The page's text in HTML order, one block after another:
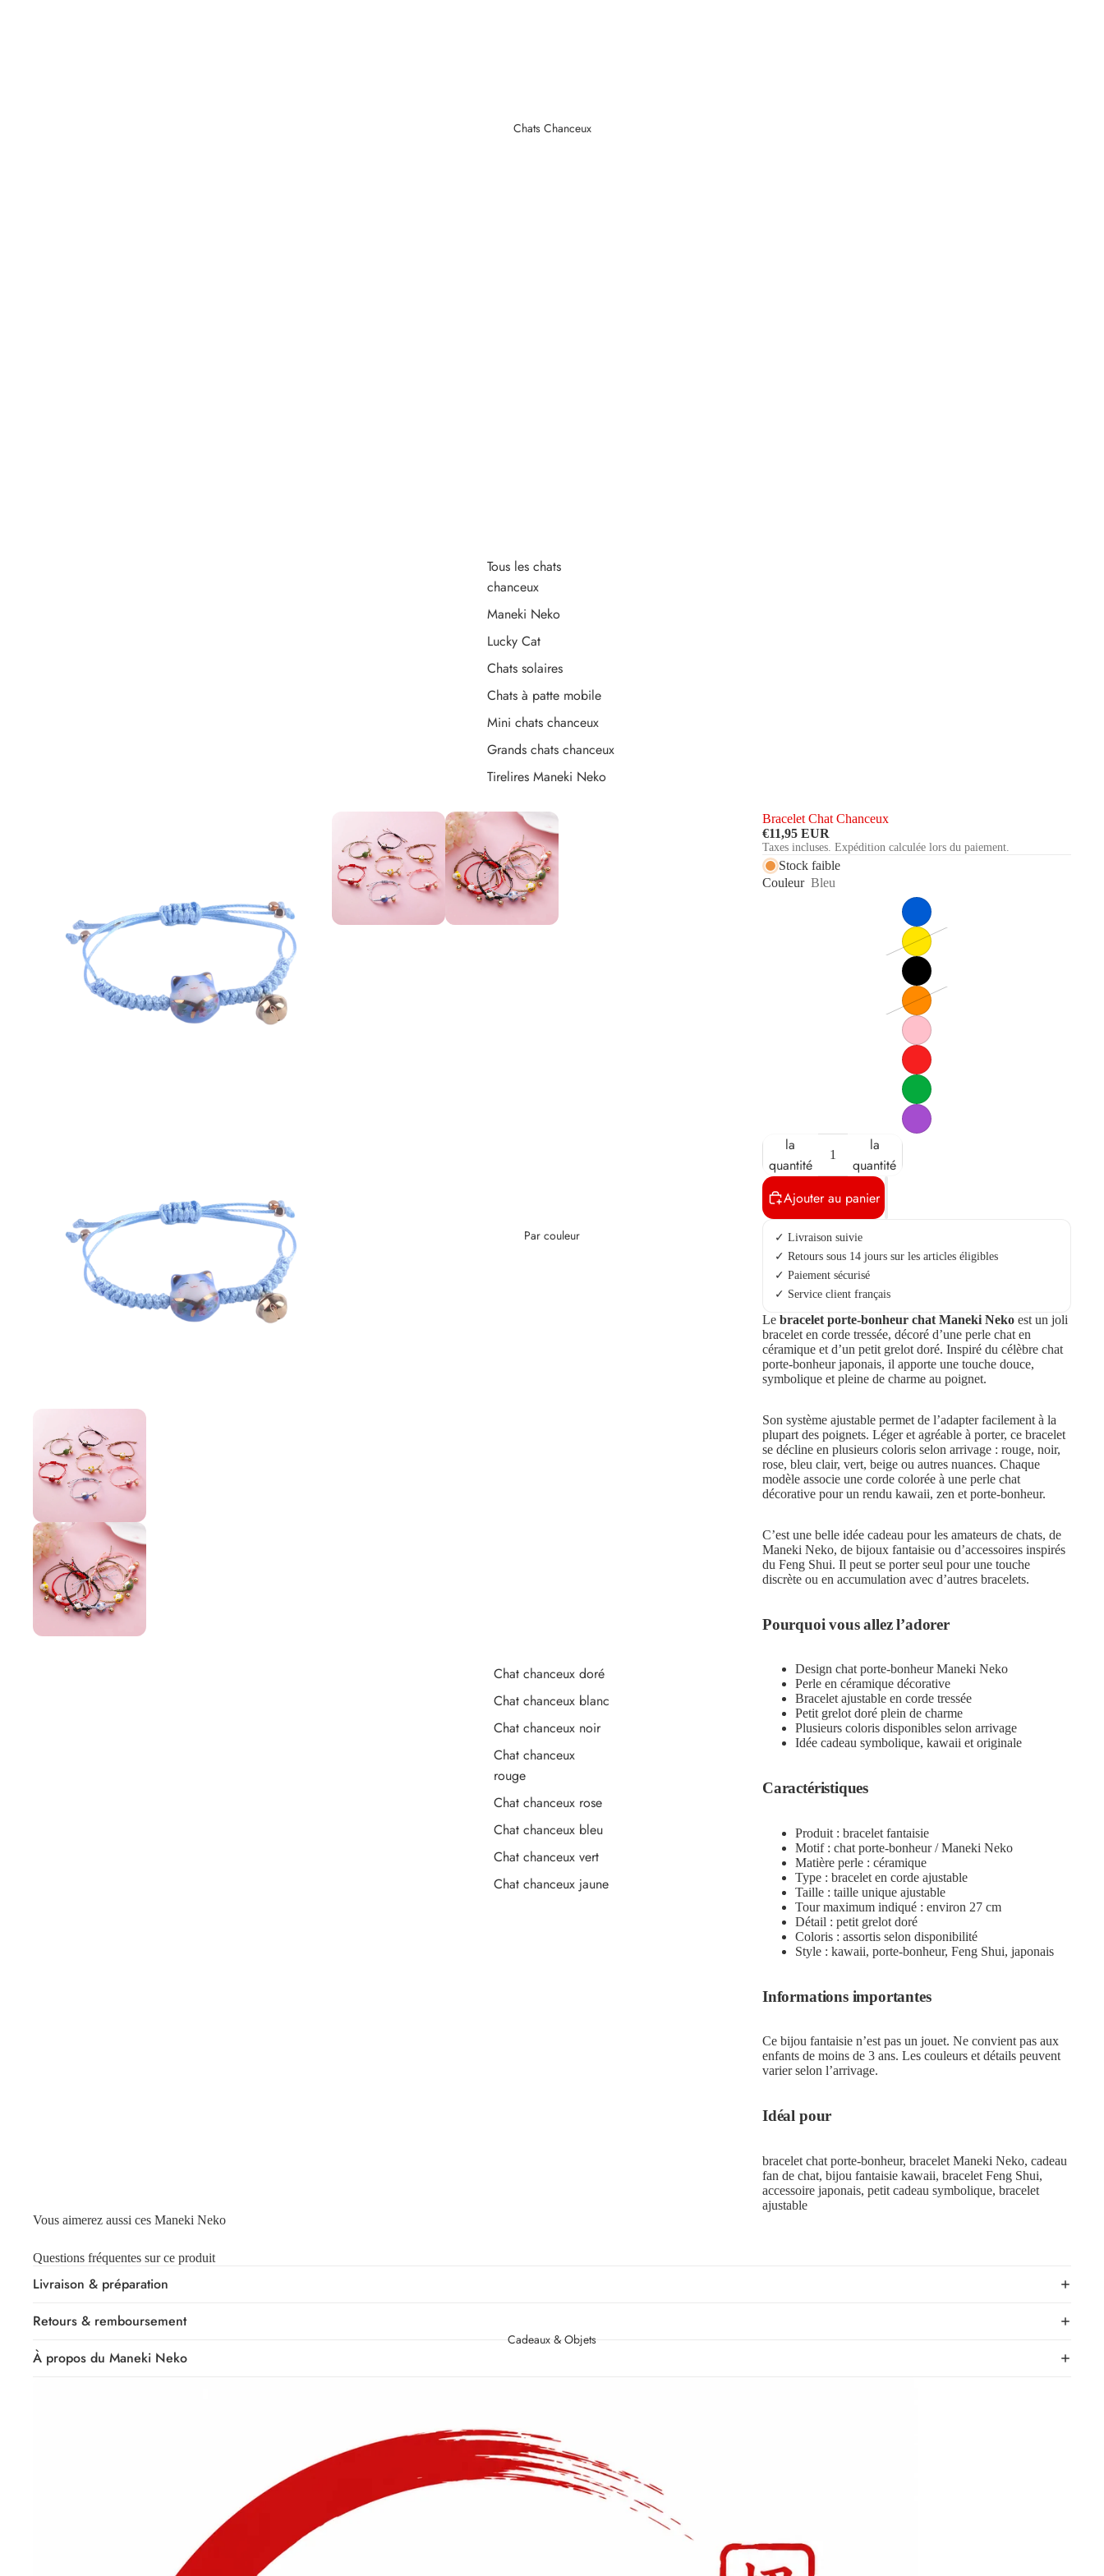
Chats Chanceux
Tous les chats
chanceux
Maneki Neko
Lucky Cat
Chats solaires
Chats à patte mobile
Mini chats chanceux
Grands chats chanceux
Tirelires Maneki Neko
Par couleur
Chat chanceux doré
Chat chanceux blanc
Chat chanceux noir
Chat chanceux
rouge
Chat chanceux rose
Chat chanceux bleu
Chat chanceux vert
Chat chanceux jaune
Cadeaux & Objets
Bracelet Chat Chanceux
€11,95 EUR
Taxes incluses. Expédition calculée lors du paiement.
Stock faible
Couleur Bleu
la
quantité
Augmenter
la
quantité
Ajouter au panier
✓ Livraison suivie
✓ Retours sous 14 jours sur les articles éligibles
✓ Paiement sécurisé
✓ Service client français
Le bracelet porte-bonheur chat Maneki Neko est un joli
bracelet en corde tressée, décoré d’une perle chat en
céramique et d’un petit grelot doré. Inspiré du célèbre chat
porte-bonheur japonais, il apporte une touche douce,
symbolique et pleine de charme au poignet.
Son système ajustable permet de l’adapter facilement à la
plupart des poignets. Léger et agréable à porter, ce bracelet
se décline en plusieurs coloris selon arrivage : rouge, noir,
rose, bleu clair, vert, beige ou autres nuances. Chaque
modèle associe une corde colorée à une perle chat
décorative pour un rendu kawaii, zen et porte-bonheur.
C’est une belle idée cadeau pour les amateurs de chats, de
Maneki Neko, de bijoux fantaisie ou d’accessoires inspirés
du Feng Shui. Il peut se porter seul pour une touche
discrète ou en accumulation avec d’autres bracelets.
Pourquoi vous allez l’adorer
Design chat porte-bonheur Maneki Neko
Perle en céramique décorative
Bracelet ajustable en corde tressée
Petit grelot doré plein de charme
Plusieurs coloris disponibles selon arrivage
Idée cadeau symbolique, kawaii et originale
Caractéristiques
Produit : bracelet fantaisie
Motif : chat porte-bonheur / Maneki Neko
Matière perle : céramique
Type : bracelet en corde ajustable
Taille : taille unique ajustable
Tour maximum indiqué : environ 27 cm
Détail : petit grelot doré
Coloris : assortis selon disponibilité
Style : kawaii, porte-bonheur, Feng Shui, japonais
Informations importantes
Ce bijou fantaisie n’est pas un jouet. Ne convient pas aux
enfants de moins de 3 ans. Les couleurs et détails peuvent
varier selon l’arrivage.
Idéal pour
bracelet chat porte-bonheur, bracelet Maneki Neko, cadeau
fan de chat, bijou fantaisie kawaii, bracelet Feng Shui,
accessoire japonais, petit cadeau symbolique, bracelet
ajustable
Vous aimerez aussi ces Maneki Neko
Questions fréquentes sur ce produit
Livraison & préparation
Retours & remboursement
À propos du Maneki Neko